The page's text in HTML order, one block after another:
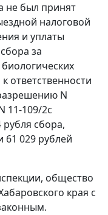
не был принят
налоговой
и уплаты
за
ответственности
N
11-109/2с
сбора,
61 029 рублей
общество
края с